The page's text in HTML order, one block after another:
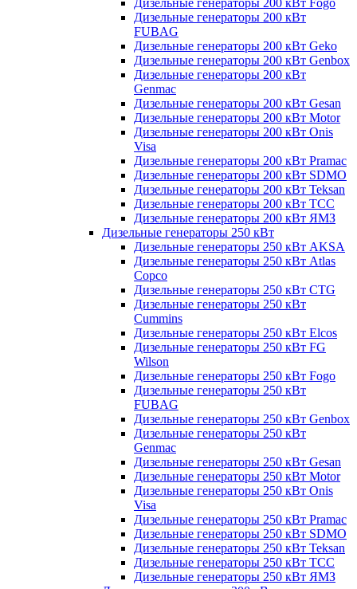
Дизельные генераторы 200 кВт Fogo
Дизельные генераторы 200 кВт
FUBAG
Дизельные генераторы 200 кВт Geko
Дизельные генераторы 200 кВт Genbox
Дизельные генераторы 200 кВт
Genmac
Дизельные генераторы 200 кВт Gesan
Дизельные генераторы 200 кВт Motor
Дизельные генераторы 200 кВт Onis
Visa
Дизельные генераторы 200 кВт Pramac
Дизельные генераторы 200 кВт SDMO
Дизельные генераторы 200 кВт Teksan
Дизельные генераторы 200 кВт ТСС
Дизельные генераторы 200 кВт ЯМЗ
Дизельные генераторы 250 кВт
Дизельные генераторы 250 кВт AKSA
Дизельные генераторы 250 кВт Atlas
Copco
Дизельные генераторы 250 кВт CTG
Дизельные генераторы 250 кВт
Cummins
Дизельные генераторы 250 кВт Elcos
Дизельные генераторы 250 кВт FG
Wilson
Дизельные генераторы 250 кВт Fogo
Дизельные генераторы 250 кВт
FUBAG
Дизельные генераторы 250 кВт Genbox
Дизельные генераторы 250 кВт
Genmac
Дизельные генераторы 250 кВт Gesan
Дизельные генераторы 250 кВт Motor
Дизельные генераторы 250 кВт Onis
Visa
Дизельные генераторы 250 кВт Pramac
Дизельные генераторы 250 кВт SDMO
Дизельные генераторы 250 кВт Teksan
Дизельные генераторы 250 кВт ТСС
Дизельные генераторы 250 кВт ЯМЗ